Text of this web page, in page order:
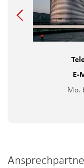
E-
Mo.